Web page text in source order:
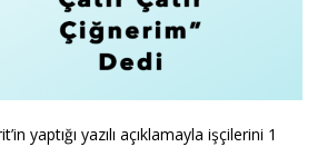
yaptığı yazılı açıklamayla işçilerini 1